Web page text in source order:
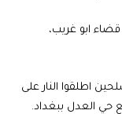
ابو غريب،
اطلقوا النار على
حي العدل ببغداد.